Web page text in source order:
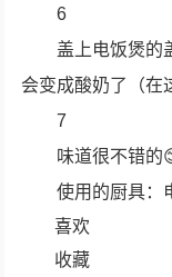
6
盖上电饭煲的
会变成酸奶了（在
7
味道很不错的
使用的厨具：
喜欢
收藏